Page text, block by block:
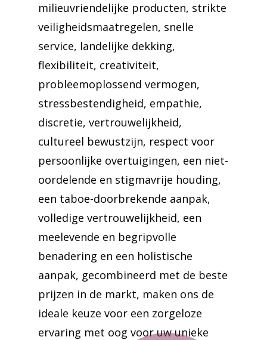
milieuvriendelijke producten, strikte
veiligheidsmaatregelen, snelle
service, landelijke dekking,
flexibiliteit, creativiteit,
probleemoplossend vermogen,
stressbestendigheid, empathie,
discretie, vertrouwelijkheid,
cultureel bewustzijn, respect voor
persoonlijke overtuigingen, een niet-
oordelende en stigmavrije houding,
een taboe-doorbrekende aanpak,
volledige vertrouwelijkheid, een
meelevende en begripvolle
benadering en een holistische
aanpak, gecombineerd met de beste
prijzen in de markt, maken ons de
ideale keuze voor een zorgeloze
ervaring met oog voor uw unieke